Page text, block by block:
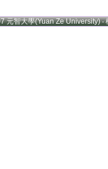
元智大學(Yuan Ze University)